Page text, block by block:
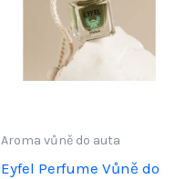
Aroma vůně do auta
Eyfel Perfume Vůně do